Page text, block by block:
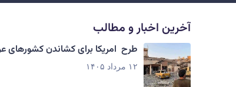
آخرین اخبار و مطالب
طرح امریکا برای کشاندن کشورهای
۱۲ مرداد ۱۴۰۵